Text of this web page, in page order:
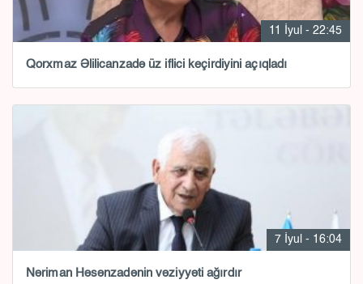
11 İyul - 22:45
Qorxmaz Əlilicanzadə üz iflici keçirdiyini açıqladı
7 İyul - 16:04
Nəriman Həsənzadənin vəziyyəti ağırdır